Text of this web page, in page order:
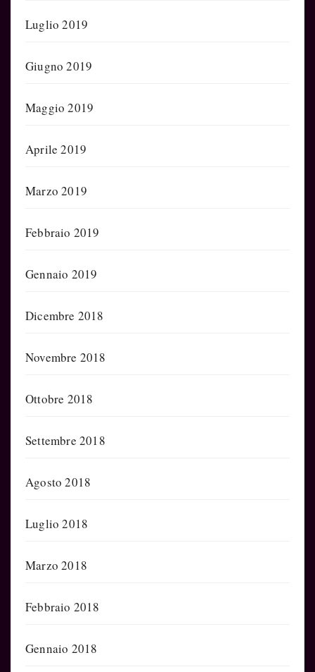
Luglio 2019
Giugno 2019
Maggio 2019
Aprile 2019
Marzo 2019
Febbraio 2019
Gennaio 2019
Dicembre 2018
Novembre 2018
Ottobre 2018
Settembre 2018
Agosto 2018
Luglio 2018
Marzo 2018
Febbraio 2018
Gennaio 2018